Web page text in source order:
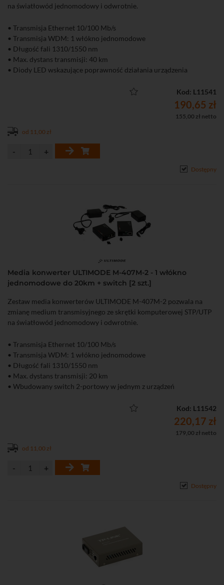
na światłowód jednomodowy i odwrotnie.
• Transmisja Ethernet 10/100 Mb/s
• Transmisja WDM: 1 włókno jednomodowe
• Długość fali 1310/1550 nm
• Max. dystans transmisji: 40 km
• Diody LED wskazujące poprawność działania urządzenia
Kod: L11541
190,65 zł
155,00 zł netto
od 11,00 zł
Dostępny
Media konwerter ULTIMODE M-407M-2 - 1 włókno
jednomodowe do 20km + switch [2 szt.]
Zestaw media konwerterów ULTIMODE M-407M-2 pozwala na
zmianę medium transmisyjnego ze skrętki komputerowej STP/UTP
na światłowód jednomodowy i odwrotnie.
• Transmisja Ethernet 10/100 Mb/s
• Transmisja WDM: 1 włókno jednomodowe
• Długość fali 1310/1550 nm
• Max. dystans transmisji: 20 km
• Wbudowany switch 2-portowy w jednym z urządzeń
• Bardzo łatwa instalacja (plug and play)
Kod: L11542
220,17 zł
179,00 zł netto
od 11,00 zł
Dostępny